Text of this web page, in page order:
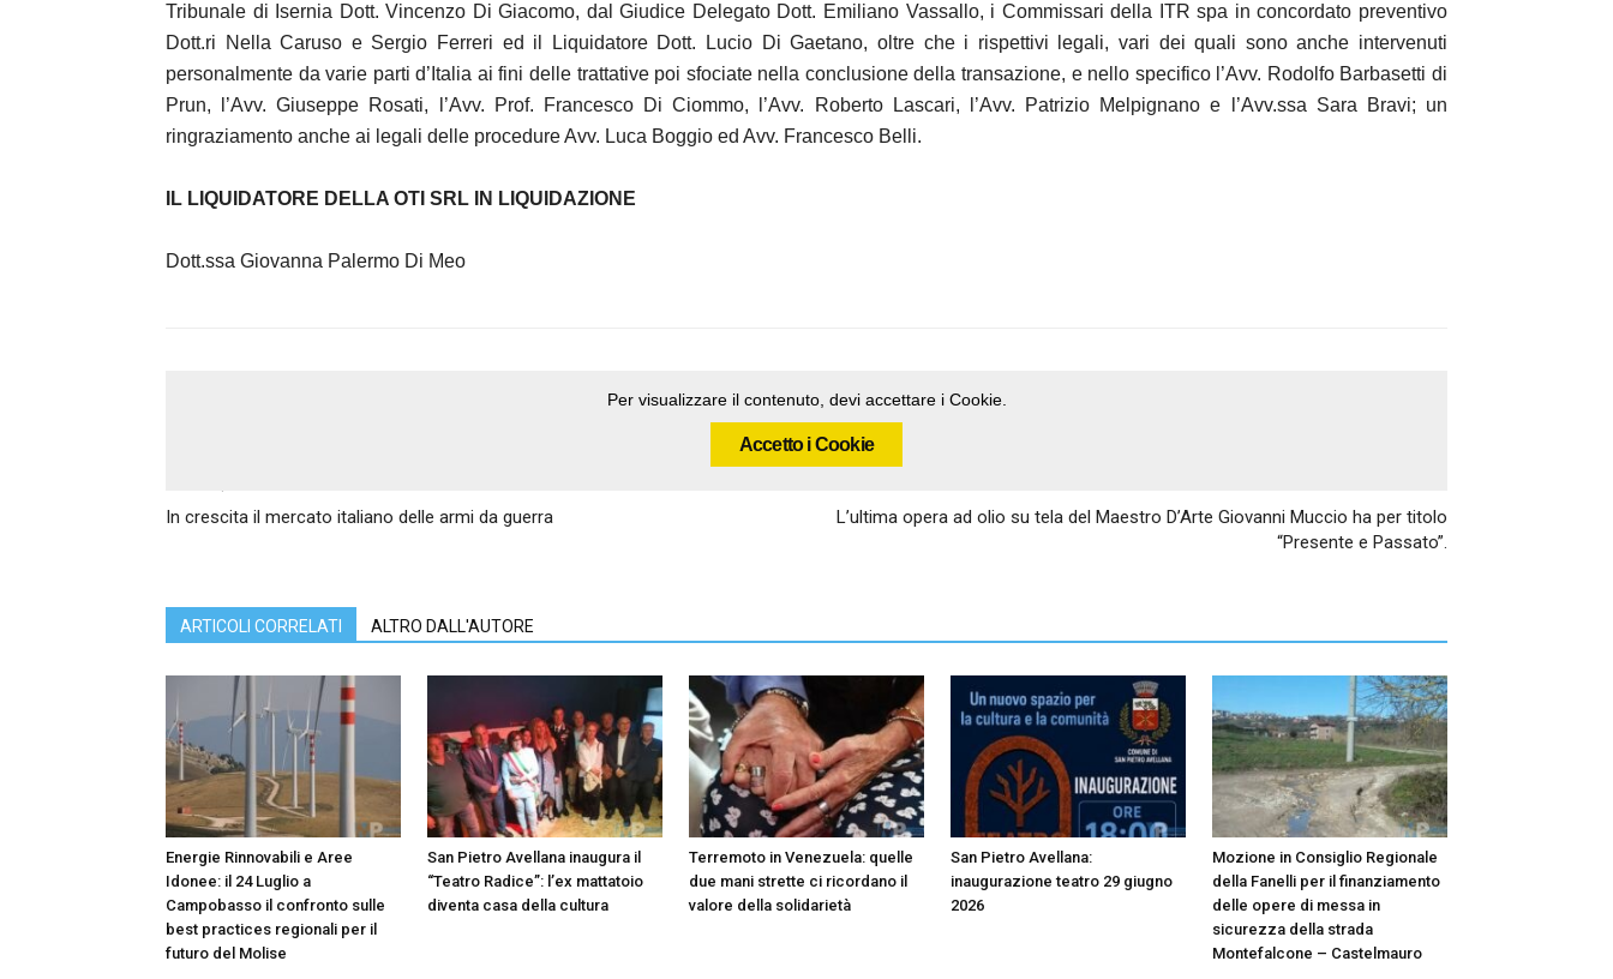
Tribunale di Isernia Dott. Vincenzo Di Giacomo, dal Giudice Delegato Dott. Emiliano Vassallo, i Commissari della ITR spa in concordato preventivo
Dott.ri Nella Caruso e Sergio Ferreri ed il Liquidatore Dott. Lucio Di Gaetano, oltre che i rispettivi legali, vari dei quali sono anche intervenuti
personalmente da varie parti d’Italia ai fini delle trattative poi sfociate nella conclusione della transazione, e nello specifico l’Avv. Rodolfo Barbasetti di
Prun, l’Avv. Giuseppe Rosati, l’Avv. Prof. Francesco Di Ciommo, l’Avv. Roberto Lascari, l’Avv. Patrizio Melpignano e l’Avv.ssa Sara Bravi; un
ringraziamento anche ai legali delle procedure Avv. Luca Boggio ed Avv. Francesco Belli.
IL LIQUIDATORE DELLA OTI SRL IN LIQUIDAZIONE
Dott.ssa Giovanna Palermo Di Meo
Per visualizzare il contenuto, devi accettare i Cookie.
Accetto i Cookie
In crescita il mercato italiano delle armi da guerra
L’ultima opera ad olio su tela del Maestro D’Arte Giovanni Muccio ha per titolo
“Presente e Passato”.
ARTICOLI CORRELATI ALTRO DALL'AUTORE
Energie Rinnovabili e Aree
Idonee: il 24 Luglio a
Campobasso il confronto sulle
best practices regionali per il
futuro del Molise
San Pietro Avellana inaugura il
“Teatro Radice”: l’ex mattatoio
diventa casa della cultura
Terremoto in Venezuela: quelle
due mani strette ci ricordano il
valore della solidarietà
San Pietro Avellana:
inaugurazione teatro 29 giugno
2026
Mozione in Consiglio Regionale
della Fanelli per il finanziamento
delle opere di messa in
sicurezza della strada
Montefalcone – Castelmauro